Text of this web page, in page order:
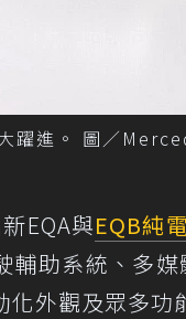
躍進。 圖／
EQA與EQB純
助系統、多媒
外觀及眾多功